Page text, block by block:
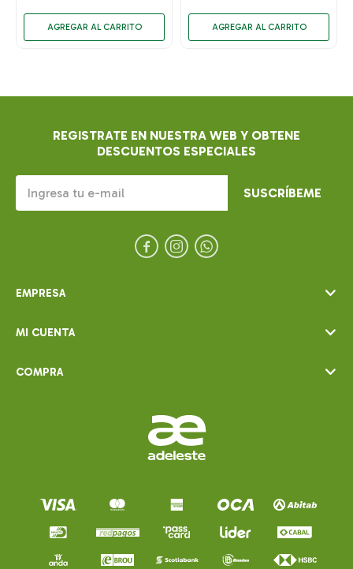
EMPRESA
MI CUENTA
COMPRA
REGISTRATE EN NUESTRA WEB Y OBTENE
DESCUENTOS ESPECIALES
SUSCRÍBEME
  